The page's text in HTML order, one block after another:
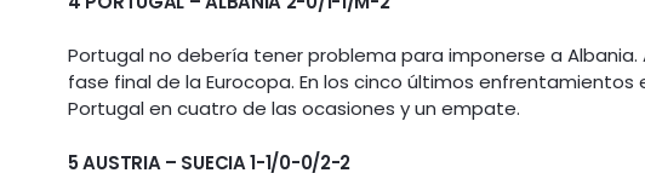
Portugal no debería tener problema para imponerse a
fase final de la Eurocopa. En los cinco últimos
Portugal en cuatro de las ocasiones y un empate.
5 AUSTRIA – SUECIA 1-1/0-0/2-2